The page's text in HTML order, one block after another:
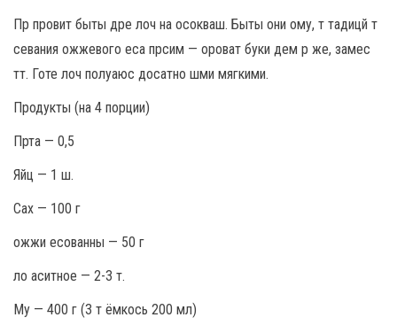
Пр провит быты дре лоч на осокваш. Быты они ому, т тадицй т
севания ожжевого еса прсим — ороват буки дем р же, замес
тт. Готе лоч полуаюс досатно шми мягкими.
Продукты (на 4 порции)
Прта — 0,5
Яйц — 1 ш.
Сах — 100 г
ожжи есованны — 50 г
ло аситное — 2-3 т.
Му — 400 г (3 т ёмкось 200 мл)